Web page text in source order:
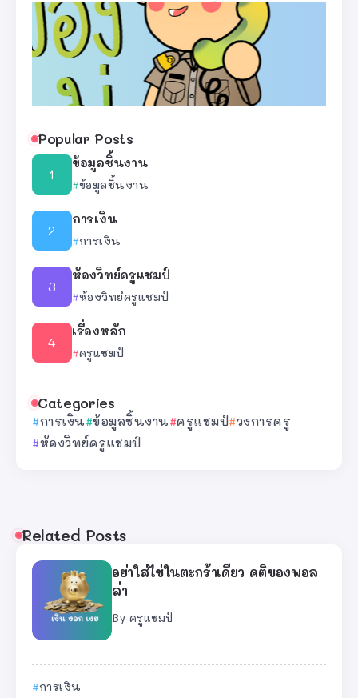
Popular Posts
ข้อมูลชิ้นงาน
ข้อมูลชิ้นงาน
การเงิน
การเงิน
ห้องวิทย์ครูแชมป์
ห้องวิทย์ครูแชมป์
เรื่องหลัก
ครูแชมป์
Categories
การเงิน ข้อมูลชิ้นงาน ครูแชมป์ วงการครู
ห้องวิทย์ครูแชมป์
Related Posts
อย่าใส่ไข่ในตะกร้าเดียว คติของพอล
ล่า
By ครูแชมป์
การเงิน